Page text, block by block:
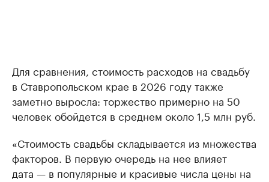
Для сравнения, стоимость расходов на свадьбу
в Ставропольском крае в 2026 году также
заметно выросла: торжество примерно на 50
человек обойдется в среднем около 1,5 млн руб.
«Стоимость свадьбы складывается из множества
факторов. В первую очередь на нее влияет
дата — в популярные и красивые числа цены на